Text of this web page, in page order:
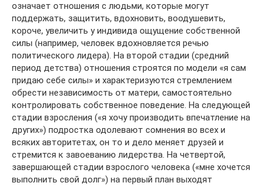
означает отношения с людьми, которые могут
поддержать, защитить, вдохновить, воодушевить,
короче, увеличить у индивида ощущение собственной
силы (например, человек вдохновляется речью
политического лидера). На второй стадии (средний
период детства) отношения строятся по модели «я сам
придаю себе силы» и характеризуются стремлением
обрести независимость от матери, самостоятельно
контролировать собственное поведение. На следующей
стадии взросления («я хочу производить впечатление на
других») подростка одолевают сомнения во всех и
всяких авторитетах, он то и дело меняет друзей и
стремится к завоеванию лидерства. На четвертой,
завершающей стадии взрослого человека («мне хочется
выполнить свой долг») на первый план выходят